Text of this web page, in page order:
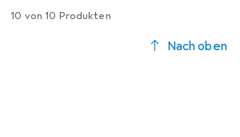
10 von 10 Produkten
Nach oben